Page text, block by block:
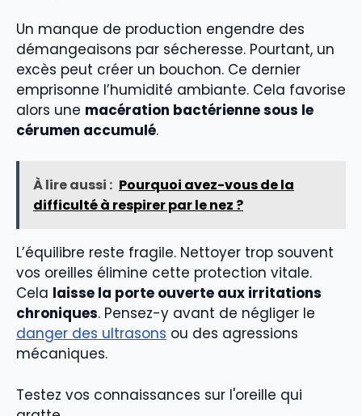
Un manque de production engendre des
démangeaisons par sécheresse. Pourtant, un
excès peut créer un bouchon. Ce dernier
emprisonne l’humidité ambiante. Cela favorise
alors une macération bactérienne sous le
cérumen accumulé.
À lire aussi : Pourquoi avez-vous de la
difficulté à respirer par le nez ?
L’équilibre reste fragile. Nettoyer trop souvent
vos oreilles élimine cette protection vitale.
Cela laisse la porte ouverte aux irritations
chroniques. Pensez-y avant de négliger le
danger des ultrasons ou des agressions
mécaniques.
Testez vos connaissances sur l'oreille qui